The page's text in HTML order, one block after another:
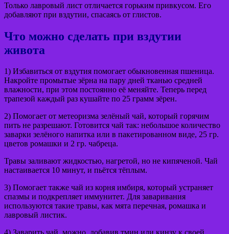
Только лавровый лист отличается горьким привкусом. Его
добавляют при вздутии, спасаясь от глистов.
Что можно сделать при вздутии
живота
1) Избавиться от вздутия помогает обыкновенная пшеница.
Накройте промытые зёрна на пару дней тканью средней
влажности, при этом постоянно её меняйте. Теперь перед
трапезой каждый раз кушайте по 25 грамм зёрен.
2) Помогает от метеоризма зелёный чай, который горячим
пить не разрешают. Готовится чай так: небольшое количество
заварки зелёного напитка или в пакетированном виде, 25 гр.
цветов ромашки и 2 гр. чабреца.
Травы заливают жидкостью, нагретой, но не кипяченой. Чай
настаивается 10 минут, и пьётся тёплым.
3) Помогает также чай из корня имбиря, который устраняет
спазмы и подкрепляет иммунитет. Для заваривания
используются такие травы, как мята перечная, ромашка и
лавровый листик.